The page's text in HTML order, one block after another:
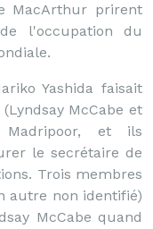
MacArthur prirent
l'occupation du
Yashida faisait
McCabe et
Madripoor, et ils
le secrétaire de
Trois membres
autre non identifié)
McCabe quand